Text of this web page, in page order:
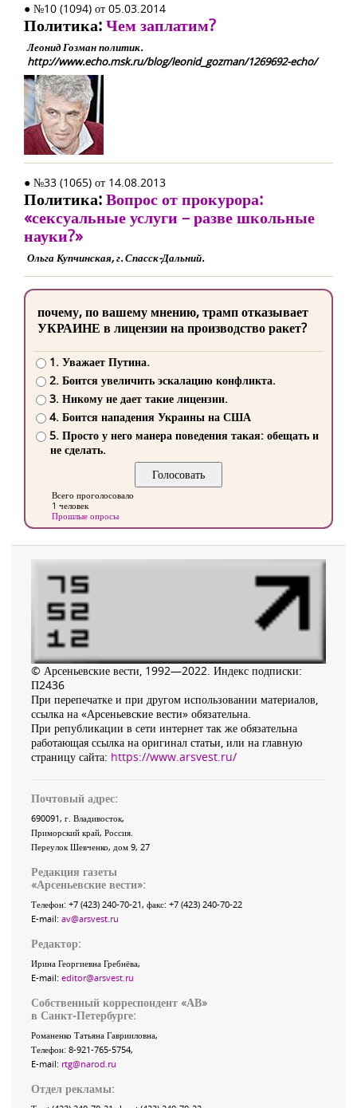
● №10 (1094) от 05.03.2014
Политика:Чем заплатим?
Леонид Гозман политик.
http://www.echo.msk.ru/blog/leonid_gozman/1269692-echo/
● №33 (1065) от 14.08.2013
Политика:Вопрос от прокурора:
«сексуальные услуги – разве школьные
науки?»
Ольга Купчинская, г. Спасск-Дальний.
почему, по вашему мнению, трамп отказывает
УКРАИНЕ в лицензии на производство ракет?
1. Уважает Путина.
2. Боится увеличить эскалацию конфликта.
3. Никому не дает такие лицензии.
4. Боится нападения Украины на США
5. Просто у него манера поведения такая: обещать и
не сделать.
Всего проголосовало
1 человек
Прошлые опросы
© Арсеньевские вести, 1992—2022. Индекс подписки:
П2436
При перепечатке и при другом использовании материалов,
ссылка на «Арсеньевские вести» обязательна.
При републикации в сети интернет так же обязательна
работающая ссылка на оригинал статьи, или на главную
страницу сайта: https://www.arsvest.ru/
Почтовый адрес:
690091, г. Владивосток,
Приморский край, Россия
Переулок Шевченко, дом 9, 27
Редакция газеты
«Арсеньевские вести»:
Телефон: +7 (423) 240-70-21, факс: +7 (423) 240-70-22
E-mail: av@arsvest.ru
Редактор:
Ирина Георгиевна Гребнёва,
E-mail: editor@arsvest.ru
Собственный корреспондент «АВ»
в Санкт-Петербурге:
Романенко Татьяна Гаврииловна,
Телефон: 8-921-765-5754,
E-mail: rtg@narod.ru
Отдел рекламы: